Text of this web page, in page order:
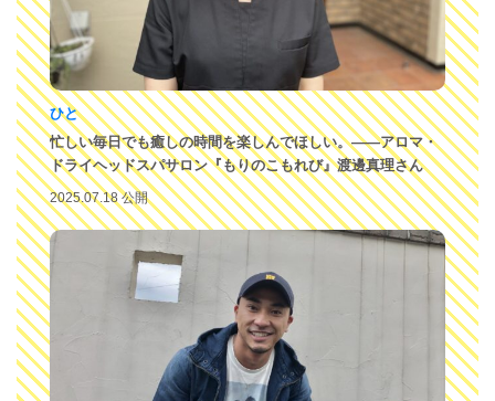
ひと
忙しい毎日でも癒しの時間を楽しんでほしい。――アロマ・
ドライヘッドスパサロン『もりのこもれび』渡邊真理さん
2025.07.18 公開